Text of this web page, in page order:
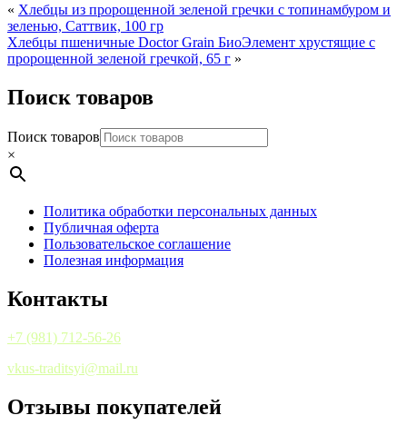
« Хлебцы из пророщенной зеленой гречки с топинамбуром и
зеленью, Саттвик, 100 гр
Хлебцы пшеничные Doctor Grain БиоЭлемент хрустящие с
пророщенной зеленой гречкой, 65 г »
Поиск товаров
Поиск товаров
×
Политика обработки персональных данных
Публичная оферта
Пользовательское соглашение
Полезная информация
Контакты
+7 (981) 712-56-26
vkus-traditsyi@mail.ru
Отзывы покупателей